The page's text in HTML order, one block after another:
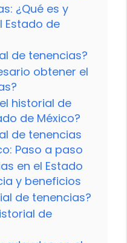
¿Qué es y
Estado de
de tenencias?
obtener el
historial de
de México?
de tenencias
Paso a paso
en el Estado
y beneficios
de tenencias?
de